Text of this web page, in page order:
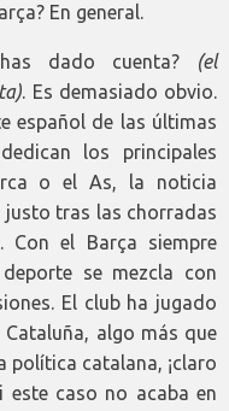
En general.
dado cuenta?
(el
. Es demasiado obvio.
español de las últimas
los principales
o el As, la noticia
justo tras las chorradas
el Barça siempre
se mezcla con
El club ha jugado
Cataluña, algo más que
política catalana, ¡claro
este caso no acaba en